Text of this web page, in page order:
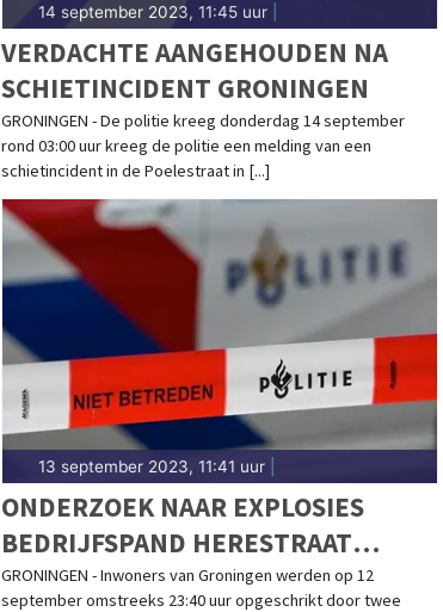
14 september 2023, 11:45 uur|
VERDACHTE AANGEHOUDEN NA
SCHIETINCIDENT GRONINGEN
GRONINGEN - De politie kreeg donderdag 14 september
rond 03:00 uur kreeg de politie een melding van een
schietincident in de Poelestraat in [...]
13 september 2023, 11:41 uur|
ONDERZOEK NAAR EXPLOSIES
BEDRIJFSPAND HERESTRAAT
GRONINGEN
GRONINGEN - Inwoners van Groningen werden op 12
september omstreeks 23:40 uur opgeschrikt door twee